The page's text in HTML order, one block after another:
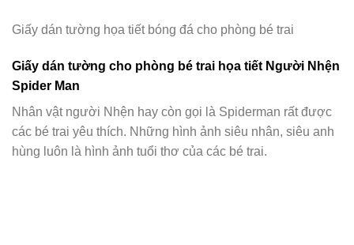
Giấy dán tường họa tiết bóng đá cho phòng bé trai
Giấy dán tường cho phòng bé trai họa tiết Người Nhện
Spider Man
Nhân vật người Nhện hay còn gọi là Spiderman rất được
các bé trai yêu thích. Những hình ảnh siêu nhân, siêu anh
hùng luôn là hình ảnh tuổi thơ của các bé trai.